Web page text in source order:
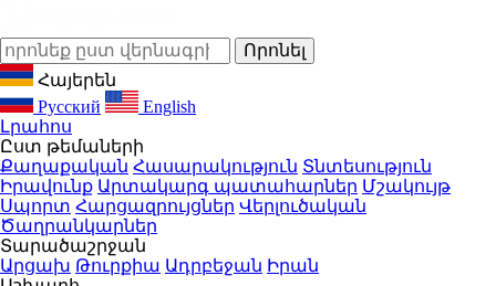
Հայերեն
Русский
English
Լրահոս
Ըստ թեմաների
Քաղաքական Հասարակություն Տնտեսություն
Իրավունք Արտակարգ պատահարներ Մշակույթ
Սպորտ Հարցազրույցներ Վերլուծական
Ծաղրանկարներ
Տարածաշրջան
Արցախ Թուրքիա Ադրբեջան Իրան